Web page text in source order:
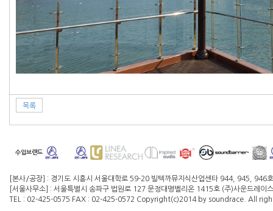
목록
수입브랜드
[본사/공장] : 경기도 시흥시 서울대학로 59-20 빌텍까뮤지식산업센타 944, 945, 946호
[서울사무소] : 서울특별시 송파구 법원로 127 문정대명벨리온 1415호 (주)사운드레
TEL : 02-425-0575 FAX : 02-425-0572 Copyright(c)2014 by soundrace. All